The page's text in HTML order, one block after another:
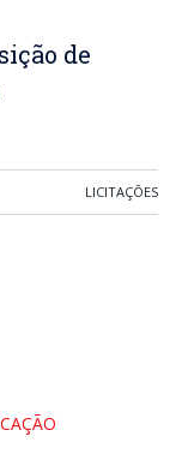
de
LICITAÇÕES